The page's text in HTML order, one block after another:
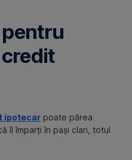
ipotecar poate părea
îl împarți în pași clari, totul